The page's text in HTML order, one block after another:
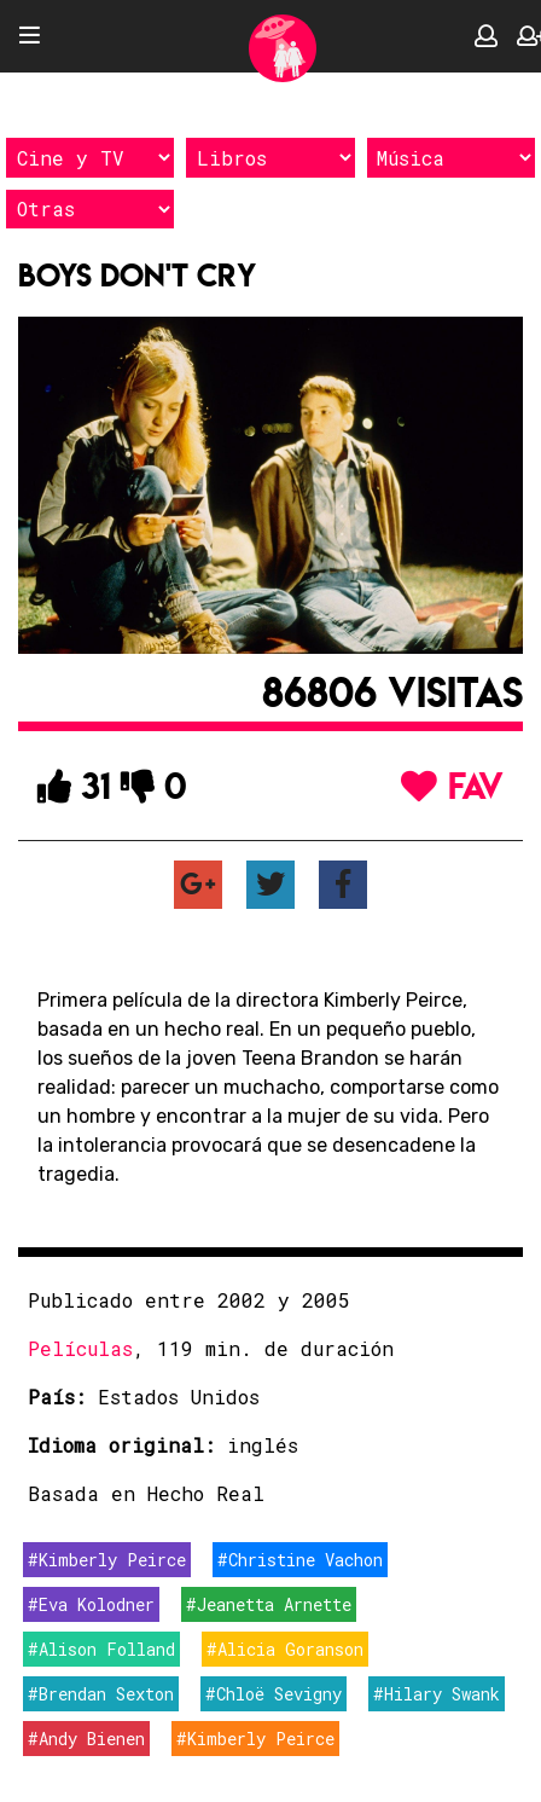
Boys Don't Cry
86806 VISITAS
31 0 FAV
Primera película de la directora Kimberly Peirce,
basada en un hecho real. En un pequeño pueblo,
los sueños de la joven Teena Brandon se harán
realidad: parecer un muchacho, comportarse como
un hombre y encontrar a la mujer de su vida. Pero
la intolerancia provocará que se desencadene la
tragedia.
Publicado entre 2002 y 2005
Películas, 119 min. de duración
País: Estados Unidos
Idioma original: inglés
Basada en Hecho Real
#Kimberly Peirce
#Christine Vachon
#Eva Kolodner
#Jeanetta Arnette
#Alison Folland
#Alicia Goranson
#Brendan Sexton
#Chloë Sevigny
#Hilary Swank
#Andy Bienen
#Kimberly Peirce